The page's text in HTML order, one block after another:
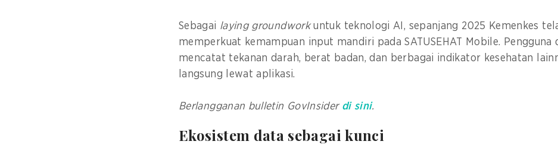
Sebagai laying groundworkuntuk teknologi AI, sepanjang 2025 Kemenkes
memperkuat kemampuan input mandiri pada SATUSEHAT Mobile. Pengguna
mencatat tekanan darah, berat badan, dan berbagai indikator kesehatan
langsung lewat aplikasi.
Berlangganan bulletin GovInsider di sini.
Ekosistem data sebagai kunci